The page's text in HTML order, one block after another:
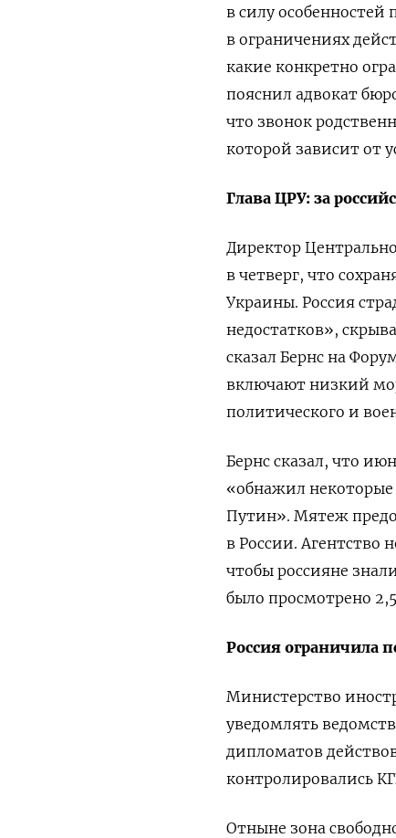
в силу особенностей
в ограничениях
какие конкретно
пояснил адвокат
что звонок
которой зависит от
Глава ЦРУ: за
Директор
в четверг, что
Украины. Россия
недостатков»,
сказал Бернс на
включают низкий
политического и
Бернс сказал, что
«обнажил
Путин». Мятеж
в России. Агентство
чтобы россияне
было просмотрено
Россия ограничила
Министерство
уведомлять
дипломатов
контролировались
Отныне зона